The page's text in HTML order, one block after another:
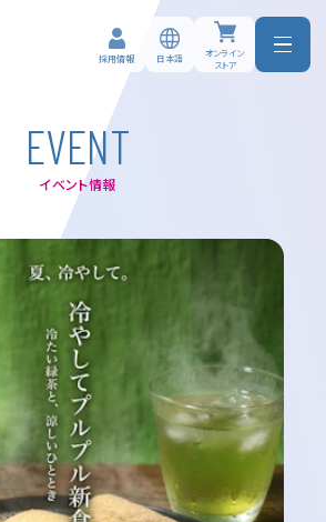
採用情報 日本語
オンライン
ストア
EVENT
イベント情報